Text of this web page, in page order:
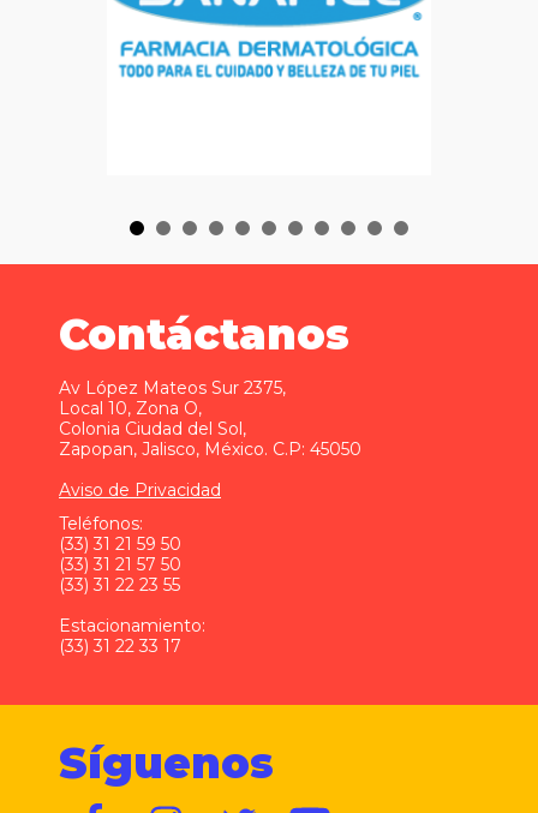
Contáctanos
Av López Mateos Sur 2375,
Local 10, Zona O,
Colonia Ciudad del Sol,
Zapopan, Jalisco, México. C.P: 45050
Aviso de Privacidad
Teléfonos:
(33) 31 21 59 50
(33) 31 21 57 50
(33) 31 22 23 55
Estacionamiento:
(33) 31 22 33 17
Síguenos